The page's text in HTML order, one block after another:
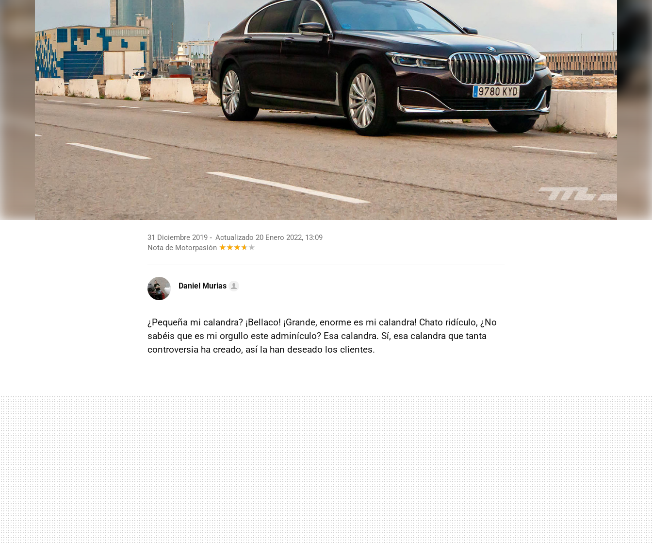
31 Diciembre 2019
Actualizado 20 Enero 2022, 13:09
Nota de Motorpasión
Daniel Murias
¿Pequeña mi calandra? ¡Bellaco! ¡Grande, enorme es mi calandra! Chato ridículo, ¿No
sabéis que es mi orgullo este adminículo? Esa calandra. Sí, esa calandra que tanta
controversia ha creado, así la han deseado los clientes.